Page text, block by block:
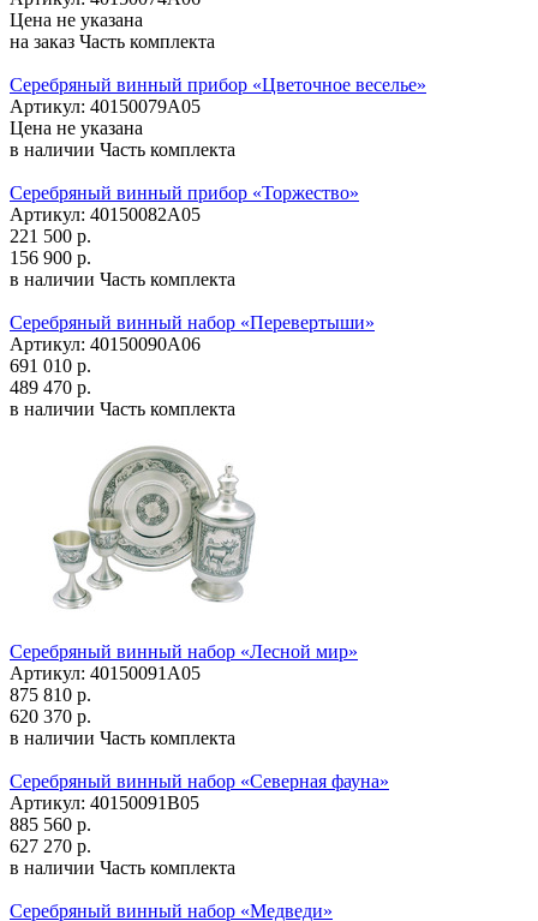
Цена не указана
на заказ Часть комплекта
Серебряный винный прибор «Цветочное веселье»
Артикул: 40150079А05
Цена не указана
в наличии Часть комплекта
Серебряный винный прибор «Торжество»
Артикул: 40150082А05
221 500 р.
156 900 р.
в наличии Часть комплекта
Серебряный винный набор «Перевертыши»
Артикул: 40150090А06
691 010 р.
489 470 р.
в наличии Часть комплекта
Серебряный винный набор «Лесной мир»
Артикул: 40150091А05
875 810 р.
620 370 р.
в наличии Часть комплекта
Серебряный винный набор «Северная фауна»
Артикул: 40150091В05
885 560 р.
627 270 р.
в наличии Часть комплекта
Серебряный винный набор «Медведи»